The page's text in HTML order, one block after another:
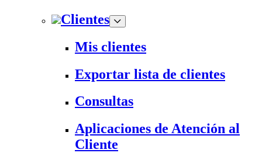
Clientes
Mis clientes
Exportar lista de clientes
Consultas
Aplicaciones de Atención al
Cliente